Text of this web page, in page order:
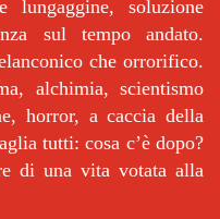
lungaggine, soluzione
sul tempo andato.
che orrorifico.
alchimia, scientismo
horror, a caccia della
tutti: cosa c’è dopo?
di una vita votata alla